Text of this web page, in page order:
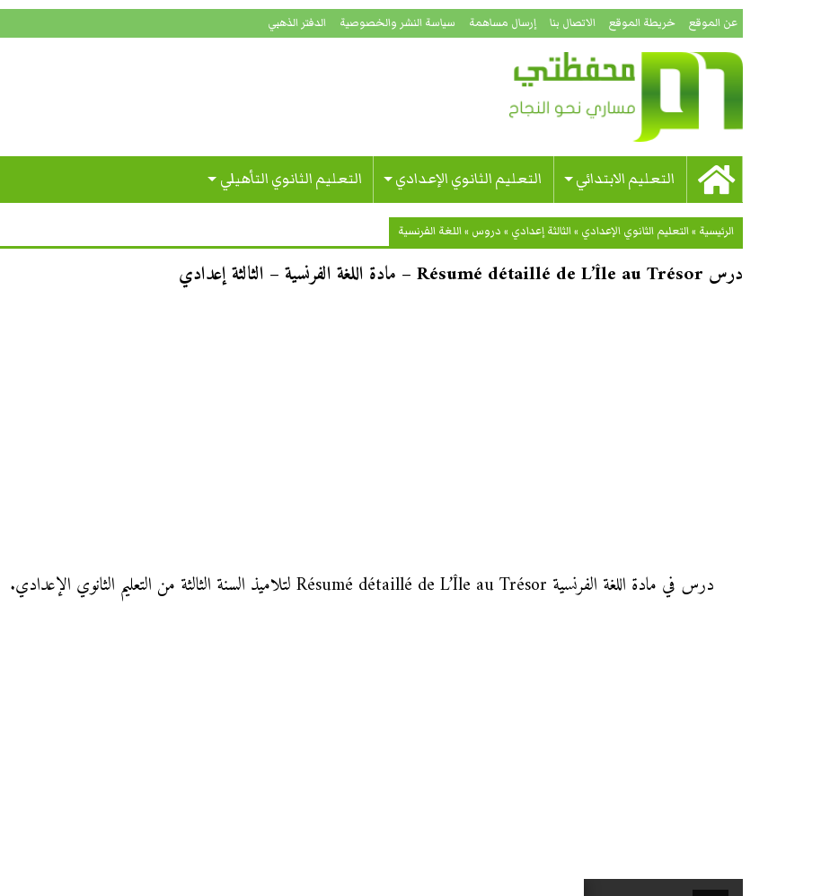
عن الموقع خريطة الموقع الاتصال بنا إرسال مساهمة سياسة النشر والخصوصية الدفتر الذهبي
التعليم الابتدائي التعليم الثانوي الإعدادي التعليم الثانوي التأهيلي
الرئيسية »التعليم الثانوي الإعدادي »الثالثة إعدادي » دروس »اللغة الفرنسية
درس Résumé détaillé de L’Île au Trésor – مادة اللغة الفرنسية – الثالثة إعدادي
درس في مادة اللغة الفرنسية Résumé détaillé de L’Île au Trésor لتلاميذ السنة الثالثة من التعليم الثانوي الإعدادي.